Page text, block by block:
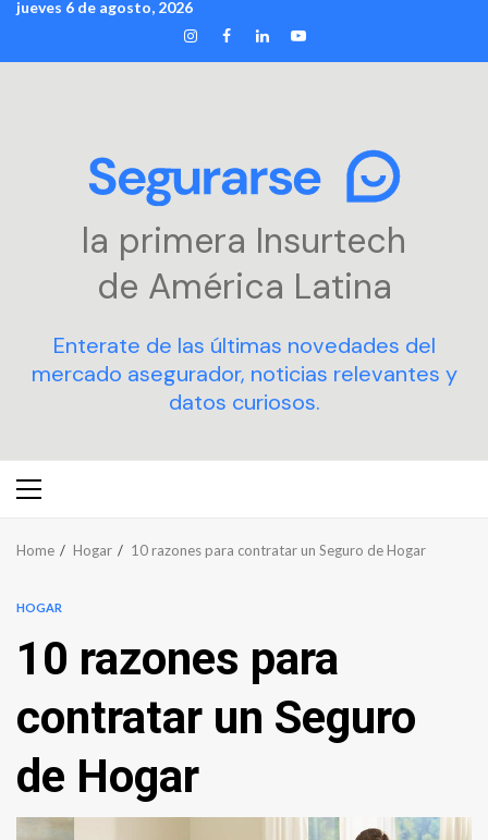
Skip
content
jueves 6 de agosto, 2026
INSTAGRAM
FACEBOOK
LINKEDIN
YOUTUBE
la primera Insurtech
de América Latina
Enterate de las últimas novedades del
mercado asegurador, noticias relevantes y
datos curiosos.
Primary
Home Hogar 10 razones para contratar un Seguro de Hogar
HOGAR
10 razones para
contratar un Seguro
de Hogar